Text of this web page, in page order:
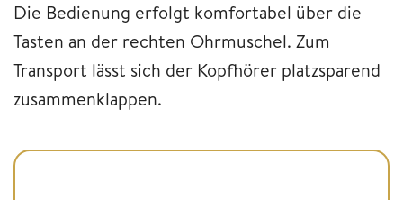
Die Bedienung erfolgt komfortabel über die
Tasten an der rechten Ohrmuschel. Zum
Transport lässt sich der Kopfhörer platzsparend
zusammenklappen.